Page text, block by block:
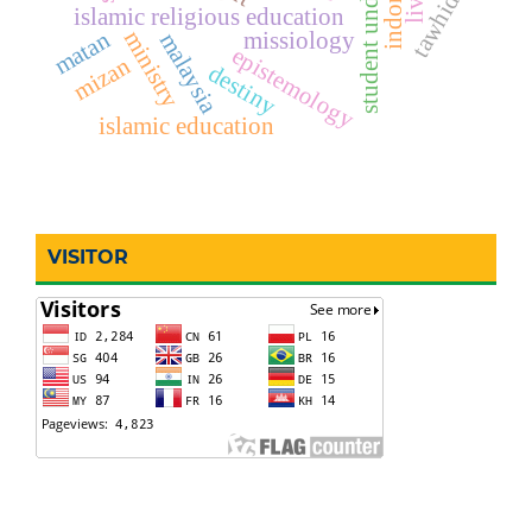
islamic religious education
malaysiaepistemology
ministry missiology
matan tawhid
islamic education
mizan destiny
VISITOR